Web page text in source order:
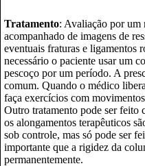
Tratamento: Avaliação por um
acompanhado de imagens de
eventuais fraturas e ligamentos
necessário o paciente usar um
pescoço por um período. A
comum. Quando o médico
faça exercícios com
Outro tratamento pode ser feito
os alongamentos terapêuticos
sob controle, mas só pode ser
importante que a rigidez da
permanentemente.